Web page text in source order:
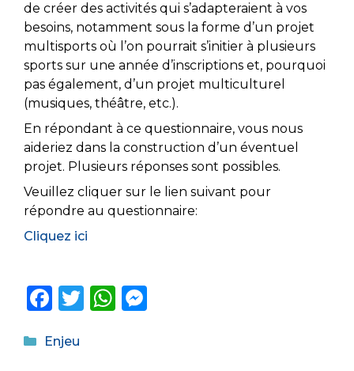
de créer des activités qui s’adapteraient à vos
besoins, notamment sous la forme d’un projet
multisports où l’on pourrait s’initier à plusieurs
sports sur une année d’inscriptions et, pourquoi
pas également, d’un projet multiculturel
(musiques, théâtre, etc.).
En répondant à ce questionnaire, vous nous
aideriez dans la construction d’un éventuel
projet. Plusieurs réponses sont possibles.
Veuillez cliquer sur le lien suivant pour
répondre au questionnaire:
Cliquez ici
F
c
T
W
Catégories
Enjeu